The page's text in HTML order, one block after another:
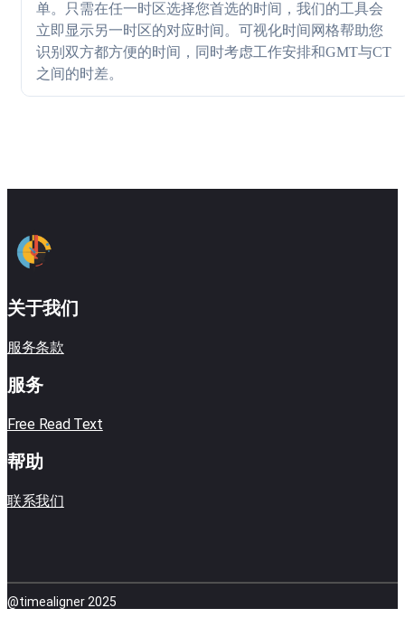
单。只需在任一时区选择您首选的时间，我们的工具会
立即显示另一时区的对应时间。可视化时间网格帮助您
识别双方都方便的时间，同时考虑工作安排和GMT与CT
之间的时差。
关于我们
服务条款
服务
Free Read Text
帮助
联系我们
@timealigner 2025